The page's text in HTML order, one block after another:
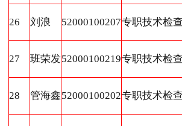
26 刘浪 52000100207专职技术检
27 班荣发52000100219专职技术检
28 管海鑫52000100202专职技术检